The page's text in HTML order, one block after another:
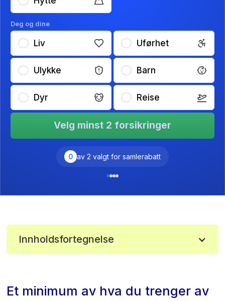
Deg og dine
Liv Uførhet
Ulykke Barn
Dyr Reise
Velg minst 2 forsikringer
0 av 2 valgt for samlerabatt
Innholdsfortegnelse
Et minimum av hva du trenger av